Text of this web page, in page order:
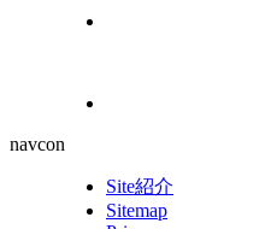
navcon
Site紹介
Sitemap